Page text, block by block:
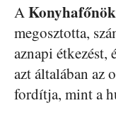
AKonyhafőnök
megosztotta,
aznapi étkezést,
azt általában az
fordítja, mint a